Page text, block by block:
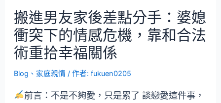
搬進男友家後差點分手：婆媳
衝突下的情感危機，靠和合法
術重拾幸福關係
Blog 、 家庭親情 / 作者:fukuen0205
前言：不是不夠愛，只是累了 談戀愛這件事，